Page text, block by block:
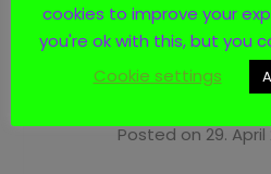
BEYOND THE
Oberhausen
Posted on 29. April
cookies to improve your
you're ok with this, but you
Cookie settings